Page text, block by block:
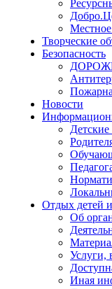
Творческие
Безопасность
Новости
Отдых детей
Об
Услуги,
Иная